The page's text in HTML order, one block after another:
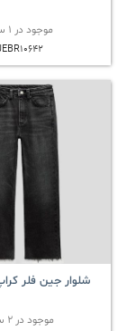
موجود در 1 سایز
شلوار جین فلر
موجود در 2 سایز